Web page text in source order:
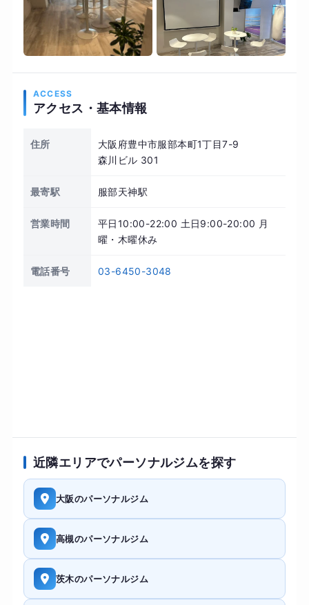
ACCESS
アクセス・基本情報
住所
大阪府豊中市服部本町1丁目7-9
森川ビル 301
最寄駅 服部天神駅
営業時間
平日10:00-22:00 土日9:00-20:00 月
曜・木曜休み
電話番号 03-6450-3048
近隣エリアでパーソナルジムを探す
大阪のパーソナルジム
高槻のパーソナルジム
茨木のパーソナルジム